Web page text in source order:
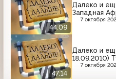
44:09
Далеко и
Западная
7 октября
47:14
Далеко и
18.09.2010)
7 октября